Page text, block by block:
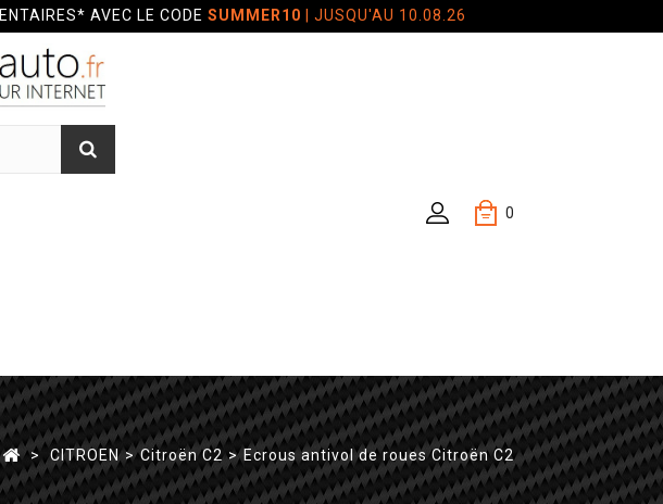
AVEC LE CODE SUMMER10 | JUSQU'AU 10.08.26
0
> CITROEN > Citroën C2 > Ecrous antivol de roues Citroën C2